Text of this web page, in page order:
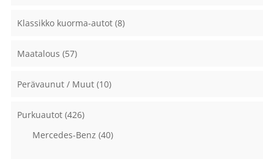
Klassikko kuorma-autot (8)
Maatalous (57)
Perävaunut / Muut (10)
Purkuautot (426)
Mercedes-Benz (40)